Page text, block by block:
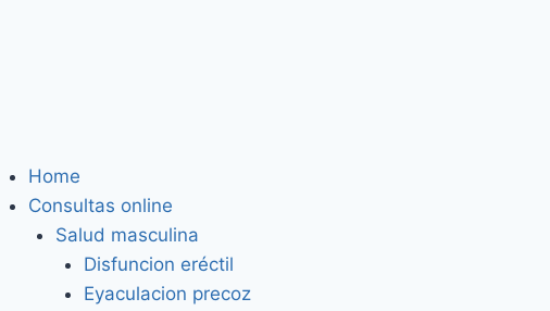
Home
Consultas online
Salud masculina
Disfuncion eréctil
Eyaculacion precoz